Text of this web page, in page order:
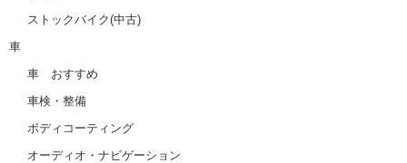
ストックバイク(中古)
車
車 おすすめ
車検・整備
ボディコーティング
オーディオ・ナビゲーション